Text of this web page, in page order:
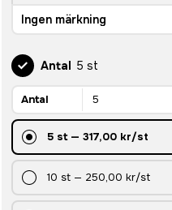
Ingen märkning
Antal 5 st
Antal
5 st— 317,00 kr/st
10 st — 250,00 kr/st